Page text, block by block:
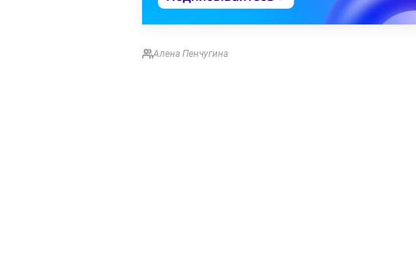
Алена Пенчугина